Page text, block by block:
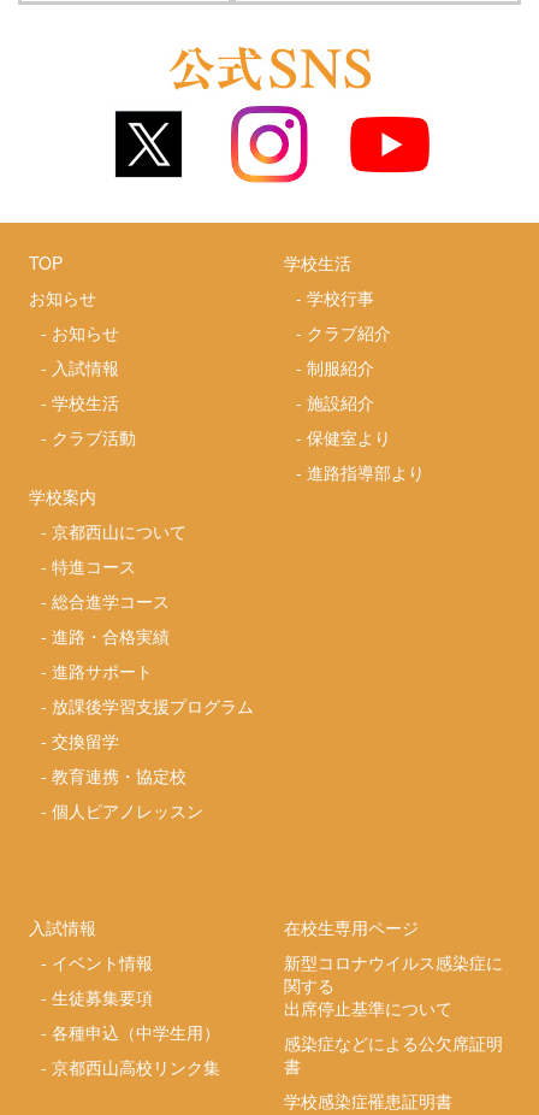
TOP
お知らせ
- お知らせ
- 入試情報
-学校生活
- クラブ活動
学校案内
-京都西山について
-特進コース
-総合進学コース
-進路・合格実績
-進路サポート
- 放課後学習支援プログラム
-交換留学
-教育連携・協定校
-個人ピアノレッスン
学校生活
-学校行事
- クラブ紹介
-制服紹介
-施設紹介
-保健室より
-進路指導部より
入試情報
- イベント情報
-生徒募集要項
-各種申込（中学生用）
-京都西山高校リンク集
在校生専用ページ
新型コロナウイルス感染症に
関する
出席停止基準について
感染症などによる公欠席証明
書
学校感染症罹患証明書